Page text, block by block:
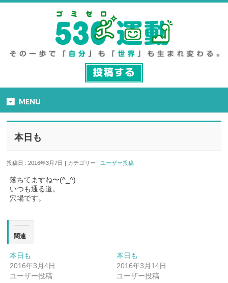
MENU
本日も
投稿日 : 2016年3月7日 | カテゴリー :ユーザー投稿
落ちてますね〜(^_^)
いつも通る道。
穴場です。
関連
本日も
2016年3月4日
ユーザー投稿
本日も
2016年3月14日
ユーザー投稿